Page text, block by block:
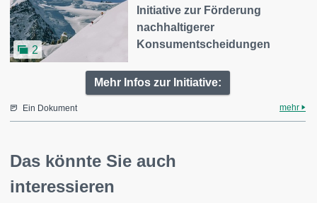
2
Initiative zur Förderung
nachhaltigerer
Konsumentscheidungen
Mehr Infos zur Initiative:
Ein Dokument mehr
Das könnte Sie auch
interessieren